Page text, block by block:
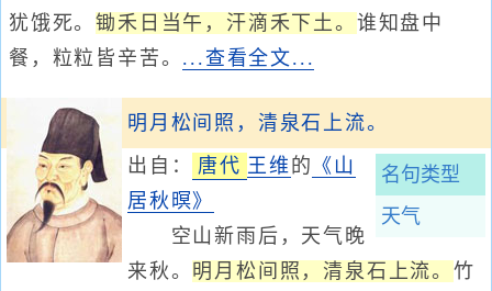
犹饿死。锄禾日当午，汗滴禾下土。 谁知盘中
餐，粒粒皆辛苦。 ...查看全文...
明月松间照，清泉石上流。
名句类型
天气
出自： 唐代 王维 的 《山
居秋暝》
空山新雨后，天气晚
来秋。 明月松间照，清泉石上流。竹